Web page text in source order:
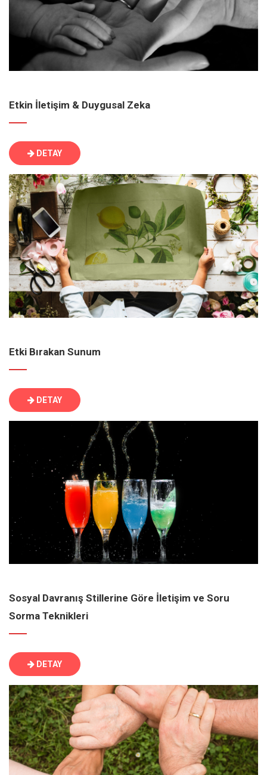
Etkin İletişim & Duygusal Zeka
DETAY
Etki Bırakan Sunum
DETAY
Sosyal Davranış Stillerine Göre İletişim ve Soru
Sorma Teknikleri
DETAY